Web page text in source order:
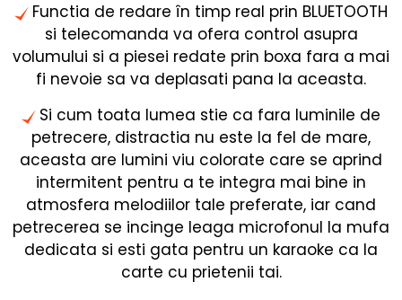
Functia de redare în timp real prin BLUETOOTH
si telecomanda va ofera control asupra
volumului si a piesei redate prin boxa fara a mai
fi nevoie sa va deplasati pana la aceasta.
Si cum toata lumea stie ca fara luminile de
petrecere, distractia nu este la fel de mare,
aceasta are lumini viu colorate care se aprind
intermitent pentru a te integra mai bine in
atmosfera melodiilor tale preferate, iar cand
petrecerea se incinge leaga microfonul la mufa
dedicata si esti gata pentru un karaoke ca la
carte cu prietenii tai.